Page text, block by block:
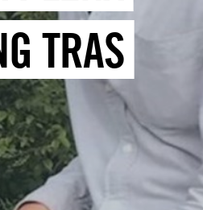
TRAS